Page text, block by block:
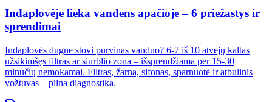
Indaplovėje lieka vandens apačioje – 6 priežastys ir
sprendimai
Indaplovės dugne stovi purvinas vanduo? 6-7 iš 10 atvejų kaltas
užsikimšęs filtras ar siurblio zona – išsprendžiama per 15-30
minučių nemokamai. Filtras, žarna, sifonas, sparnuotė ir atbulinis
vožtuvas – pilna diagnostika.